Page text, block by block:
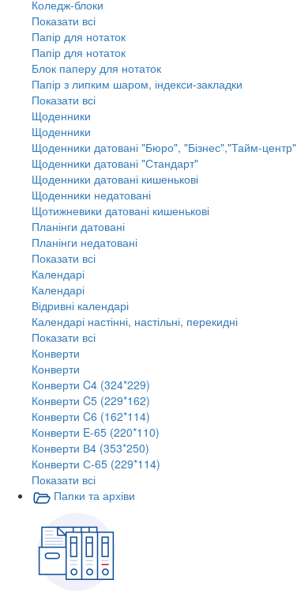
Коледж-блоки
Показати всі
Папір для нотаток
Папір для нотаток
Блок паперу для нотаток
Папір з липким шаром, індекси-закладки
Показати всі
Щоденники
Щоденники
Щоденники датовані "Бюро", "Бізнес","Тайм-центр"
Щоденники датовані "Стандарт"
Щоденники датовані кишенькові
Щоденники недатовані
Щотижневики датовані кишенькові
Планінги датовані
Планінги недатовані
Показати всі
Календарі
Календарі
Відривні календарі
Календарі настінні, настільні, перекидні
Показати всі
Конверти
Конверти
Конверти C4 (324*229)
Конверти C5 (229*162)
Конверти C6 (162*114)
Конверти E-65 (220*110)
Конверти В4 (353*250)
Конверти С-65 (229*114)
Показати всі
Папки та архіви